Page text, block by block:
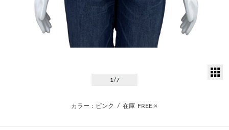
1 /7
カラー：ピンク / 在庫 FREE:×